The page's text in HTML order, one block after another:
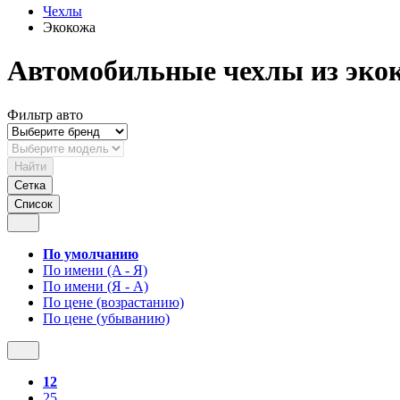
Чехлы
Экокожа
Автомобильные чехлы из
Фильтр авто
Найти
Сетка
Список
По умолчанию
По имени (A - Я)
По имени (Я - A)
По цене (возрастанию)
По цене (убыванию)
12